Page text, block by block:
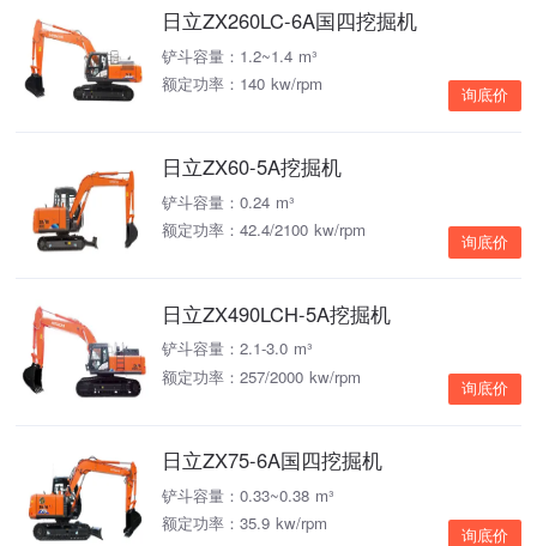
日立ZX260LC-6A国四挖掘机
铲斗容量：1.2~1.4 m³
额定功率：140 kw/rpm
询底价
日立ZX60-5A挖掘机
铲斗容量：0.24 m³
额定功率：42.4/2100 kw/rpm
询底价
日立ZX490LCH-5A挖掘机
铲斗容量：2.1-3.0 m³
额定功率：257/2000 kw/rpm
询底价
日立ZX75-6A国四挖掘机
铲斗容量：0.33~0.38 m³
额定功率：35.9 kw/rpm
询底价